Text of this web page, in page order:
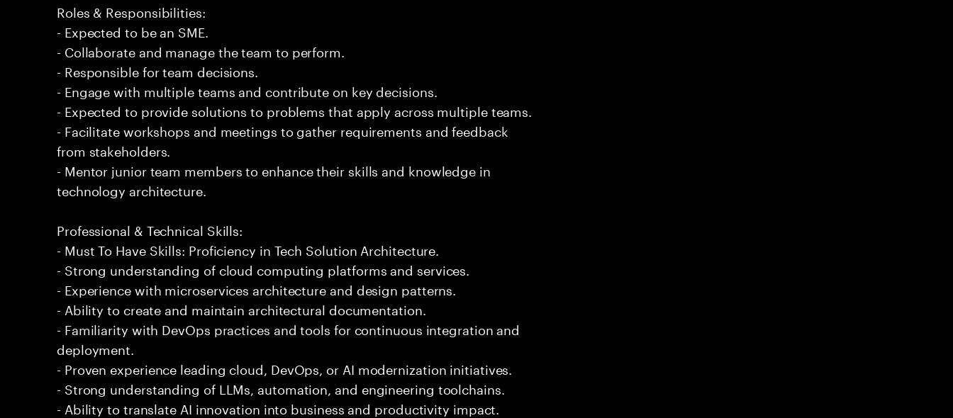
Roles & Responsibilities:
- Expected to be an SME.
- Collaborate and manage the team to perform.
- Responsible for team decisions.
- Engage with multiple teams and contribute on key decisions.
- Expected to provide solutions to problems that apply across multiple teams.
- Facilitate workshops and meetings to gather requirements and feedback
from stakeholders.
- Mentor junior team members to enhance their skills and knowledge in
technology architecture.
Professional & Technical Skills:
- Must To Have Skills: Proficiency in Tech Solution Architecture.
- Strong understanding of cloud computing platforms and services.
- Experience with microservices architecture and design patterns.
- Ability to create and maintain architectural documentation.
- Familiarity with DevOps practices and tools for continuous integration and
deployment.
- Proven experience leading cloud, DevOps, or AI modernization initiatives.
- Strong understanding of LLMs, automation, and engineering toolchains.
- Ability to translate AI innovation into business and productivity impact.